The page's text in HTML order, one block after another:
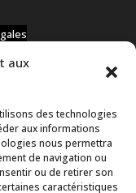
aux
des technologies
aux informations
nous permettra
de navigation ou
ou de retirer son
caractéristiques